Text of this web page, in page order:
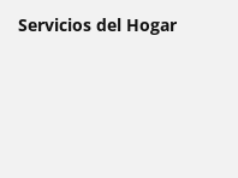
Servicios del Hogar